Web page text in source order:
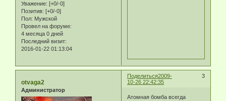
Уважение: [+0/-0]
Позитив: [+0/-0]
Пол: Мужской
Провел на форуме:
4 месяца 0 дней
Последний визит:
2016-01-22 01:13:04
Поделиться 3
2009-
10-26 22:42:35
otvaga2
Администратор
Атомная бомба всегда